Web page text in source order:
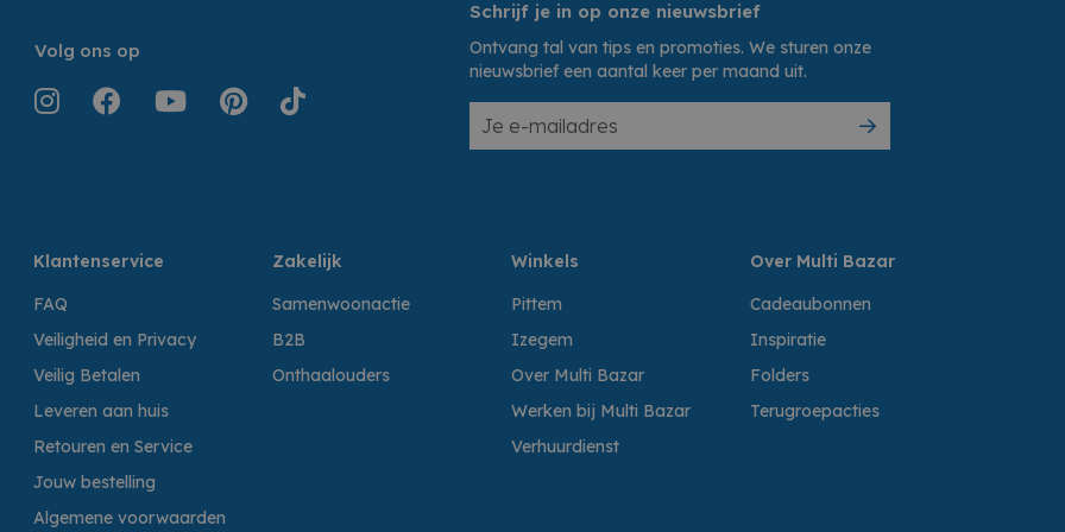
Volg ons op
Schrijf je in op onze nieuwsbrief
Ontvang tal van tips en promoties. We sturen onze
nieuwsbrief een aantal keer per maand uit.
Klantenservice
FAQ
Veiligheid en Privacy
Veilig Betalen
Leveren aan huis
Retouren en Service
Jouw bestelling
Algemene voorwaarden
Zakelijk
Samenwoonactie
B2B
Onthaalouders
Winkels
Pittem
Izegem
Over Multi Bazar
Werken bij Multi Bazar
Verhuurdienst
Over Multi Bazar
Cadeaubonnen
Inspiratie
Folders
Terugroepacties